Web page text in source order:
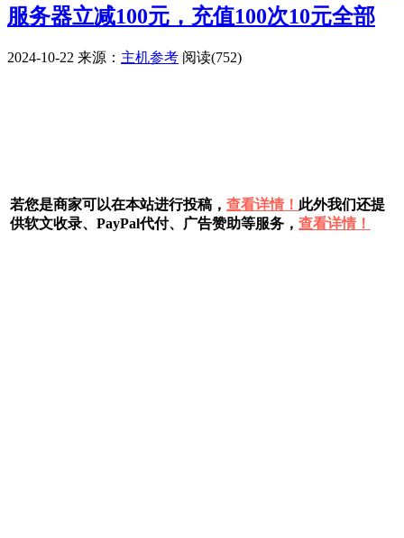
服务器立减100元，充值100次10元全部
2024-10-22 来源： 主机参考 阅读(752)
若您是商家可以在本站进行投稿， 查看详情！ 此外我们还提
供软文收录、PayPal代付、广告赞助等服务， 查看详情！